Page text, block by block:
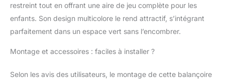
restreint tout en offrant une aire de jeu complète pour les
enfants. Son design multicolore le rend attractif, s’intégrant
parfaitement dans un espace vert sans l’encombrer.
Montage et accessoires : faciles à installer ?
Selon les avis des utilisateurs, le montage de cette balançoire